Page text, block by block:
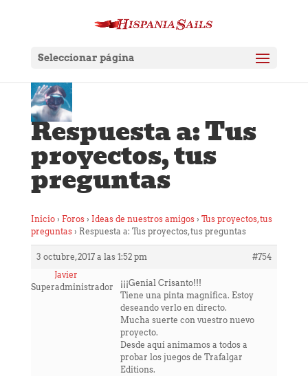
Seleccionar página
Respuesta a: Tus
proyectos, tus
preguntas
Inicio › Foros › Ideas de nuestros amigos › Tus proyectos, tus
preguntas › Respuesta a: Tus proyectos, tus preguntas
3 octubre, 2017 a las 1:52 pm
#754
Javier
Superadministrador
¡¡¡Genial Crisanto!!!
Tiene una pinta magnifica. Estoy
deseando verlo en directo.
Mucha suerte con vuestro nuevo
proyecto.
Desde aquí animamos a todos a
probar los juegos de Trafalgar
Editions.